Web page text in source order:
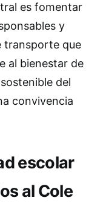
es fomentar
y
transporte que
al bienestar de
del
convivencia
escolar
al Cole